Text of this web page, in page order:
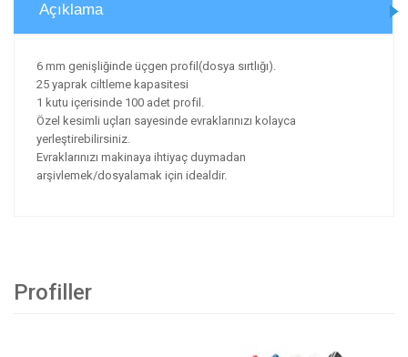
Açıklama
6 mm genişliğinde üçgen profil(dosya sırtlığı).
25 yaprak ciltleme kapasitesi
1 kutu içerisinde 100 adet profil.
Özel kesimli uçları sayesinde evraklarınızı kolayca
yerleştirebilirsiniz.
Evraklarınızı makinaya ihtiyaç duymadan
arşivlemek/dosyalamak için idealdir.
Profiller